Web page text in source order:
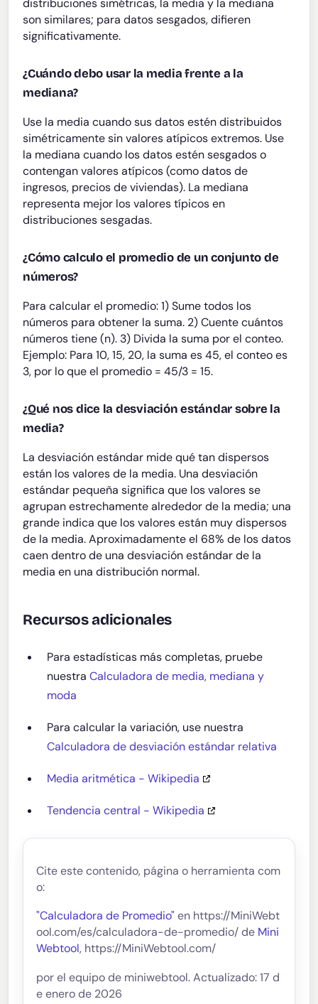
distribuciones simétricas, la media y la mediana
son similares; para datos sesgados, difieren
significativamente.
¿Cuándo debo usar la media frente a la
mediana?
Use la media cuando sus datos estén distribuidos
simétricamente sin valores atípicos extremos. Use
la mediana cuando los datos estén sesgados o
contengan valores atípicos (como datos de
ingresos, precios de viviendas). La mediana
representa mejor los valores típicos en
distribuciones sesgadas.
¿Cómo calculo el promedio de un conjunto de
números?
Para calcular el promedio: 1) Sume todos los
números para obtener la suma. 2) Cuente cuántos
números tiene (n). 3) Divida la suma por el conteo.
Ejemplo: Para 10, 15, 20, la suma es 45, el conteo es
3, por lo que el promedio = 45/3 = 15.
¿Qué nos dice la desviación estándar sobre la
media?
La desviación estándar mide qué tan dispersos
están los valores de la media. Una desviación
estándar pequeña significa que los valores se
agrupan estrechamente alrededor de la media; una
grande indica que los valores están muy dispersos
de la media. Aproximadamente el 68% de los datos
caen dentro de una desviación estándar de la
media en una distribución normal.
Recursos adicionales
Para estadísticas más completas, pruebe
nuestraCalculadora de media, mediana y
moda
Para calcular la variación, use nuestra
Calculadora de desviación estándar relativa
Media aritmética - Wikipedia
Tendencia central - Wikipedia
Cite este contenido, página o herramienta com
o:
"Calculadora de Promedio" en https://MiniWebt
ool.com/es/calculadora-de-promedio/ de Mini
Webtool, https://MiniWebtool.com/
por el equipo de miniwebtool. Actualizado: 17 d
e enero de 2026